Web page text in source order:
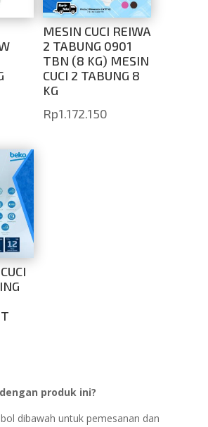
MESIN CUCI REIWA
2 TABUNG 0901
TBN (8 KG) MESIN
CUCI 2 TABUNG 8
KG
Rp1.172.150
produk ini?
dibawah untuk pemesanan dan